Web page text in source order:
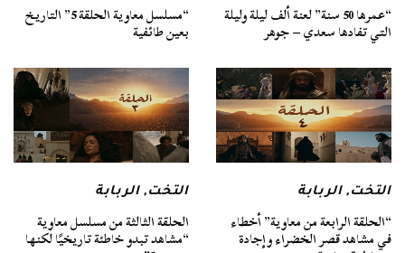
“عمرها 50 سنة” لعنة ألف ليلة وليلة
التي تفادها سعدي – جوهر
“مسلسل معاوية الحلقة 5” التاريخ
بعين طائفية
التخت,الربابة
“الحلقة الرابعة من معاوية” أخطاء
في مشاهد قصر الخضراء وإجادة
التخت,الربابة
الحلقة الثالثة من مسلسل معاوية
“مشاهد تبدو خاطئة تاريخيًا لكنها